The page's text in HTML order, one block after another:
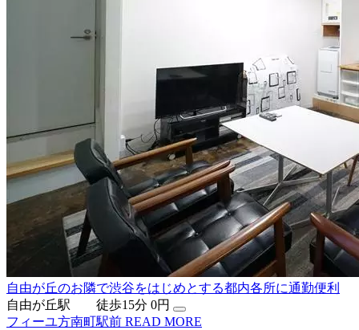
自由が丘のお隣で渋谷をはじめとする都内各所に通勤便利
自由が丘駅 徒歩15分 0円
フィーユ方南町駅前 READ MORE